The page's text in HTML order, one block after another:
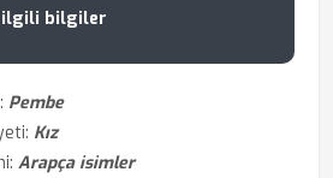
ilgili bilgiler
Pembe
Kız
Arapça isimler